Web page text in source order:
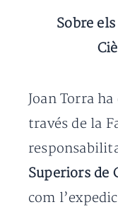
Sobre
Joan Torra
través de la
Superiors de
com